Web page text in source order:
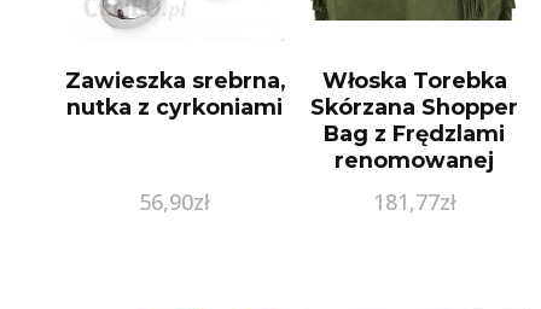
Zawieszka srebrna,
nutka z cyrkoniami
56,90zł
Włoska Torebka
Skórzana Shopper
Bag z Frędzlami
renomowanej
firmy Vittoria Gotti
Zielona (kolory)
181,77zł